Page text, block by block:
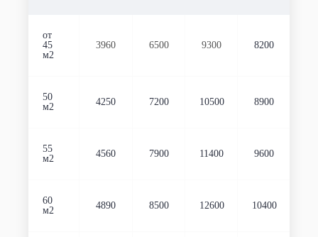
от
45
м2
3960 6500 9300 8200
50
м2
4250 7200 10500 8900
55
м2
4560 7900 11400 9600
60
м2
4890 8500 12600 10400